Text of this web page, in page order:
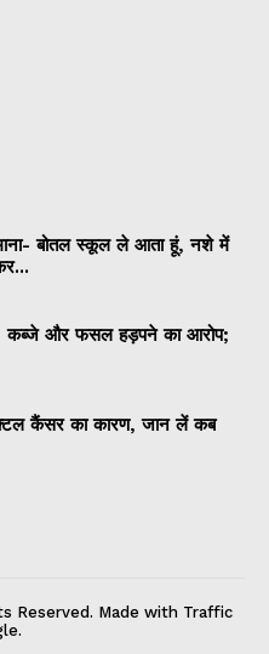
बोतल स्कूल ले आता हूं, नशे में
कब्जे और फसल हड़पने का आरोप;
कैंसर का कारण, जान लें कब
Reserved. Made with Traffic